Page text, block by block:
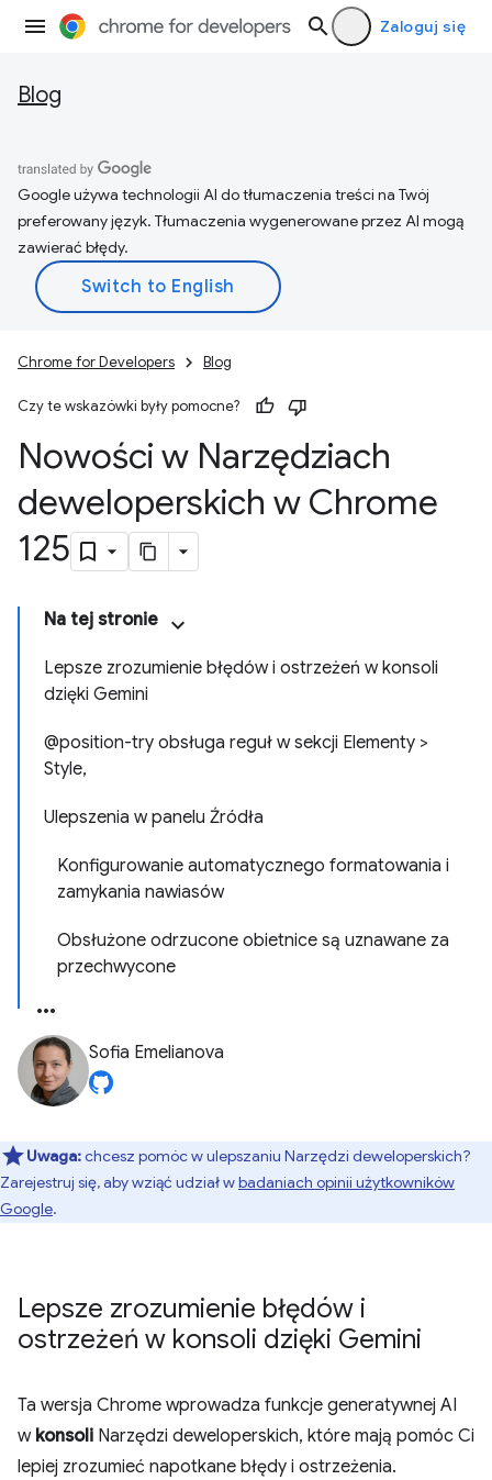
Zaloguj się
Blog
Google używa technologii AI do tłumaczenia treści na Twój
preferowany język. Tłumaczenia wygenerowane przez AI mogą
zawierać błędy.
Chrome for Developers Blog
Czy te wskazówki były pomocne?
Nowości w Narzędziach
deweloperskich w Chrome
125
Na tej stronie
Lepsze zrozumienie błędów i ostrzeżeń w konsoli
dzięki Gemini
@position-try obsługa reguł w sekcji Elementy >
Style,
Ulepszenia w panelu Źródła
Konfigurowanie automatycznego formatowania i
zamykania nawiasów
Obsłużone odrzucone obietnice są uznawane za
przechwycone
Sofia Emelianova
Uwaga:chcesz pomóc w ulepszaniu Narzędzi deweloperskich?
Zarejestruj się, aby wziąć udział wbadaniach opinii użytkowników
Google.
Lepsze zrozumienie błędów i
ostrzeżeń w konsoli dzięki Gemini
Ta wersja Chrome wprowadza funkcje generatywnej AI
w konsoli Narzędzi deweloperskich, które mają pomóc Ci
lepiej zrozumieć napotkane błędy i ostrzeżenia.